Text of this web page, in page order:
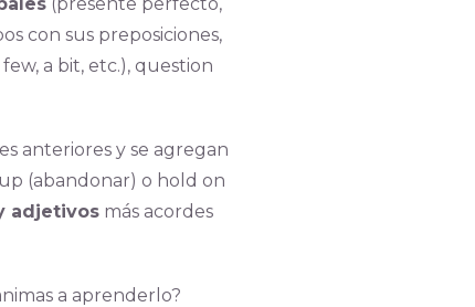
con sus preposiciones,
a bit, etc.), question
anteriores y se agregan
(abandonar) o hold on
adjetivosmás acordes
a aprenderlo?